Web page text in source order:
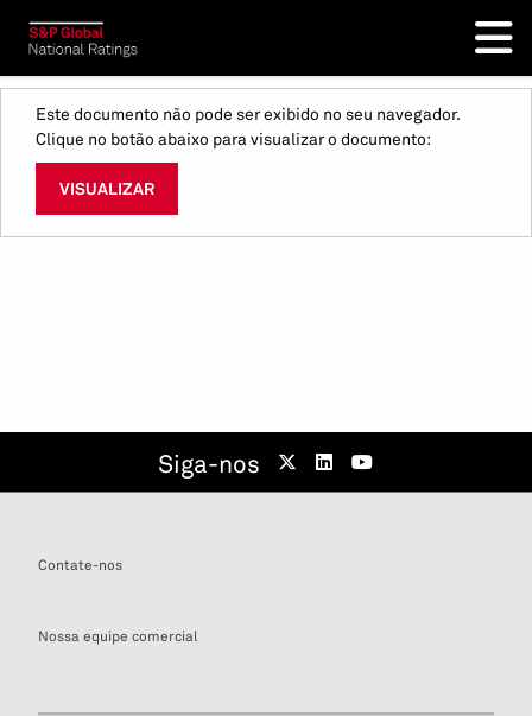
Este documento não pode ser exibido no seu navegador.
Clique no botão abaixo para visualizar o documento:
VISUALIZAR
Siga-nos
Contate-nos
Nossa equipe comercial